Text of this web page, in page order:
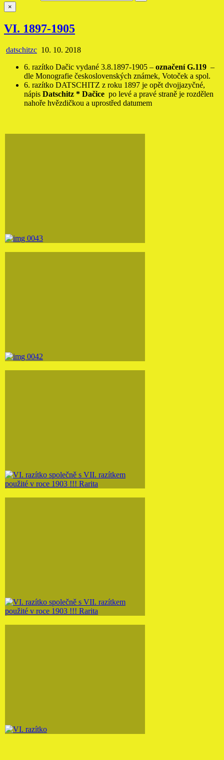
×
VI. 1897-1905
datschitzc 10. 10. 2018
6. razítko Dačic vydané 3.8.1897-1905 – označení G.119 –
dle Monografie československých známek, Votoček a spol.
6. razítko DATSCHITZ z roku 1897 je opět dvojjazyčné,
nápis Datschitz * Dačice po levé a pravé straně je rozdělen
nahoře hvězdičkou a uprostřed datumem